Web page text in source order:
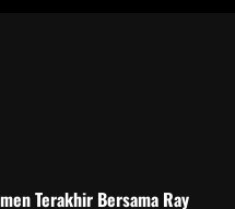
Terakhir Bersama Ray